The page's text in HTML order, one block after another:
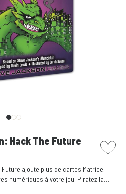
Hack The Future picto
Future ajoute plus de cartes Matrice,
numériques à votre jeu. Piratez la
de chaos cyberpunk et d’humour